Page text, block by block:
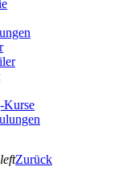
Kurse
Zurück